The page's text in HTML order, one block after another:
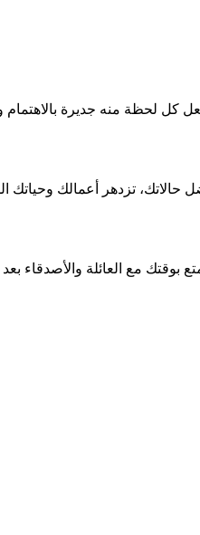
كل لحظة منه جديرة
حالاتك، تزدهر أعمالك وحياتك
بوقتك مع العائلة والأصدقاء بعد